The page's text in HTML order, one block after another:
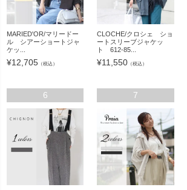
MARIED'OR/マリードー
ル シアーショートジャ
ケッ...
¥12,705 （税込）
CLOCHE/クロシェ ショ
ートスリーブジャケッ
ト 612-85...
¥11,550 （税込）
6 7